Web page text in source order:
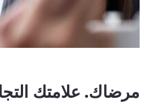
مرضاك. علامتك